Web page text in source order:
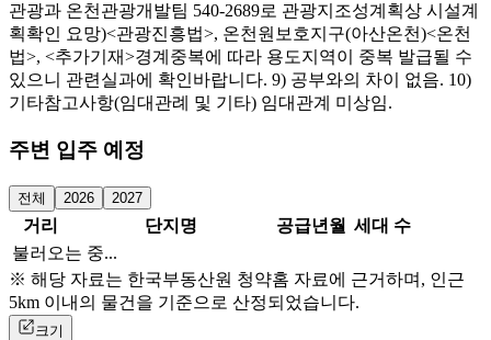
관광과 온천관광개발팀 540-2689로 관광지조성계획상 시설계
획확인 요망)<관광진흥법>, 온천원보호지구(아산온천)<온천
법>, <추가기재>경계중복에 따라 용도지역이 중복 발급될 수
있으니 관련실과에 확인바랍니다. 9) 공부와의 차이 없음. 10)
기타참고사항(임대관례 및 기타) 임대관계 미상임.
주변 입주 예정
전체 2026 2027
거리 단지명 공급년월 세대 수
불러오는 중...
※ 해당 자료는 한국부동산원 청약홈 자료에 근거하며, 인근
5km 이내의 물건을 기준으로 산정되었습니다.
크기